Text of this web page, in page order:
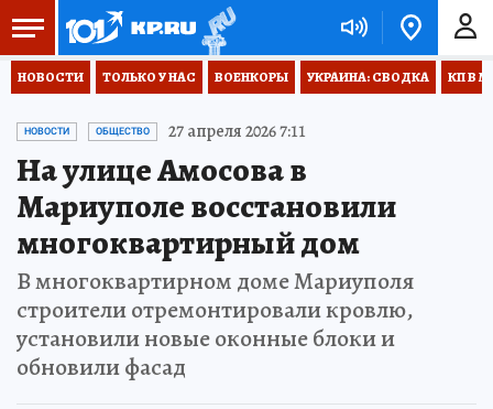
НОВОСТИ ТОЛЬКО У НАС ВОЕНКОРЫ УКРАИНА: СВОДКА КП В
НОВОСТИ ОБЩЕСТВО 27 апреля 2026 7:11
На улице Амосова в
Мариуполе восстановили
многоквартирный дом
В многоквартирном доме Мариуполя
строители отремонтировали кровлю,
установили новые оконные блоки и
обновили фасад